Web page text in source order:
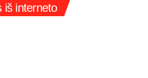
iš interneto